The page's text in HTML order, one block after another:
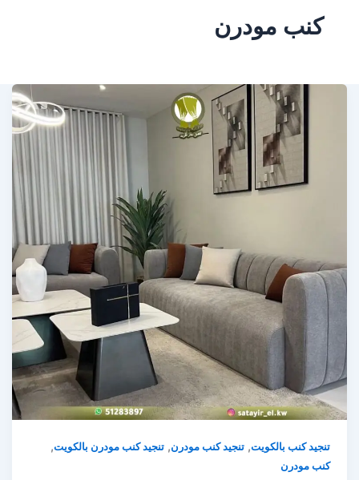
كنب مودرن
تنجيد كنب بالكويت,تنجيد كنب مودرن,تنجيد كنب مودرن بالكويت,
كنب مودرن